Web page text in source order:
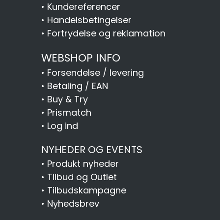
• Kundereferencer
• Handelsbetingelser
• Fortrydelse og reklamation
WEBSHOP INFO
• Forsendelse / levering
• Betaling / EAN
• Buy & Try
• Prismatch
• Log ind
NYHEDER OG EVENTS
• Produkt nyheder
• Tilbud og Outlet
• Tilbudskampagne
• Nyhedsbrev